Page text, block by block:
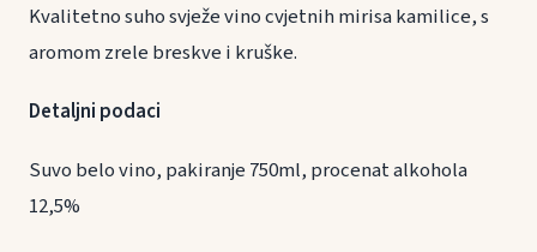
Kvalitetno suho svježe vino cvjetnih mirisa kamilice, s
aromom zrele breskve i kruške.
Detaljni podaci
Suvo belo vino, pakiranje 750ml, procenat alkohola
12,5%